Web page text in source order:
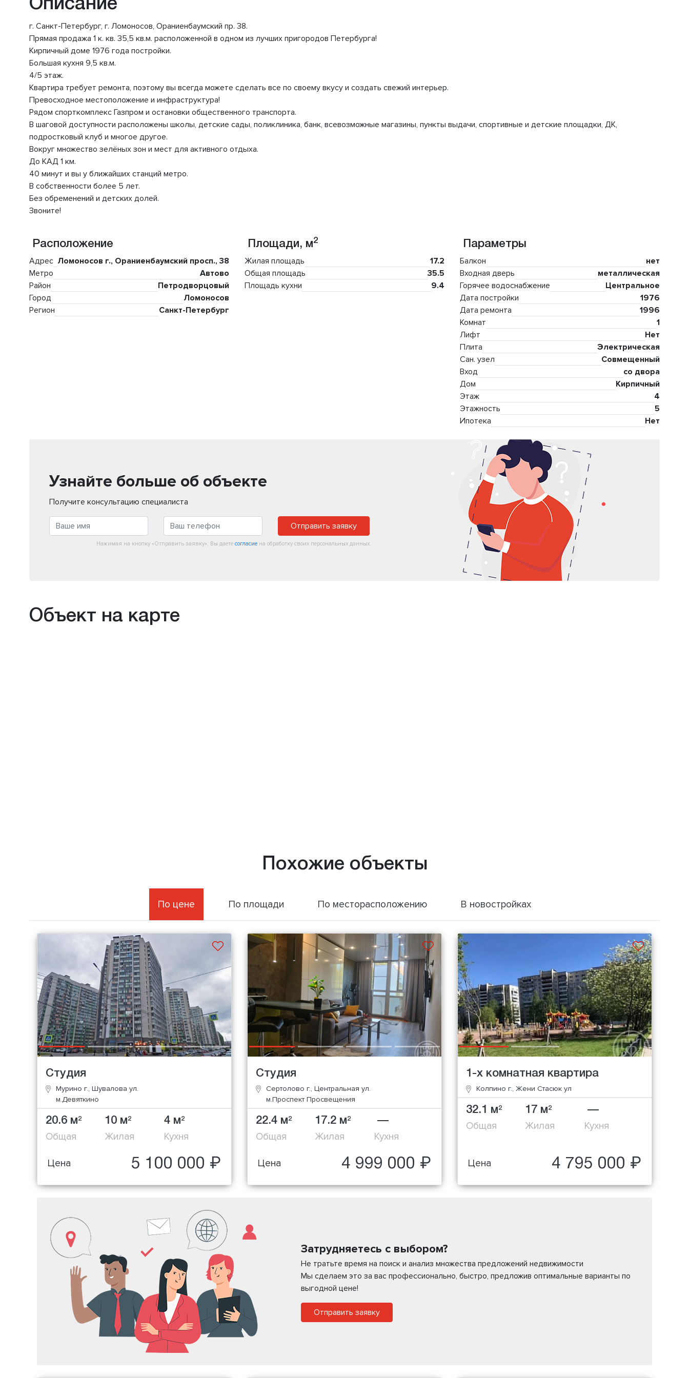
Описание
г. Санкт-Петербург, г. Ломоносов, Ораниенбаумский пр. 38.
Прямая продажа 1 к. кв. 35,5 кв.м. расположенной в одном из лучших пригородов Петербурга!
Кирпичный доме 1976 года постройки.
Большая кухня 9,5 кв.м.
4/5 этаж.
Квартира требует ремонта, поэтому вы всегда можете сделать все по своему вкусу и создать свежий интерьер.
Превосходное местоположение и инфраструктура!
Рядом спорткомплекс Газпром и останoвки общественного трaнcпоpта.
В шаговой доступности расположены школы, детские caды, поликлиника, банк, всевозможные магазины, пункты выдачи, спортивные и детские площадки, ДК,
подростковый клуб и многое другое.
Вокруг множество зелёных зон и мест для активного отдыха.
До КАД 1 км.
40 минут и вы у ближайших станций метро.
В собственности более 5 лет.
Без обременений и детских долей.
Звоните!
Расположение
Адрес Ломоносов г., Ораниенбаумский просп., 38
Метро
Автово
Район
Петродворцовый
Город
Ломоносов
Регион
Санкт-Петербург
Площади, м2
Жилая площадь
17.2
Общая площадь
35.5
Площадь кухни
9.4
Параметры
Балкон
нет
Входная дверь
металлическая
Горячее водоснабжение
Центральное
Дата постройки
1976
Дата ремонта
1996
Комнат
1
Лифт
Нет
Плита
Электрическая
Сан. узел
Совмещенный
Вход
со двора
Дом
Кирпичный
Этаж
4
Этажность
5
Ипотека
Нет
Узнайте больше об объекте
Получите консультацию специалиста
Отправить заявку
Нажимая на кнопку «Отправить заявку», Вы даете согласиена обработку своих персональных данных.
Объект на карте
Похожие объекты
По цене По площади По месторасположению В новостройках
Студия
Мурино г., Шувалова ул.
м.Девяткино
20.6 м2
Общая
10 м2
Жилая
4 м2
Кухня
Цена 5 100 000 ₽
Студия
Сертолово г., Центральная ул.
м.Проспект Просвещения
22.4 м2
Общая
17.2 м2
Жилая
—
Кухня
Цена 4 999 000 ₽
1-х комнатная квартира
Колпино г., Жени Стасюк ул
32.1 м2
Общая
17 м2
Жилая
—
Кухня
Цена 4 795 000 ₽
Затрудняетесь с выбором?
Не тратьте время на поиск и анализ множества предложений недвижимости
Мы сделаем это за вас профессионально, быстро, предложив оптимальные варианты по
выгодной цене!
Отправить заявку